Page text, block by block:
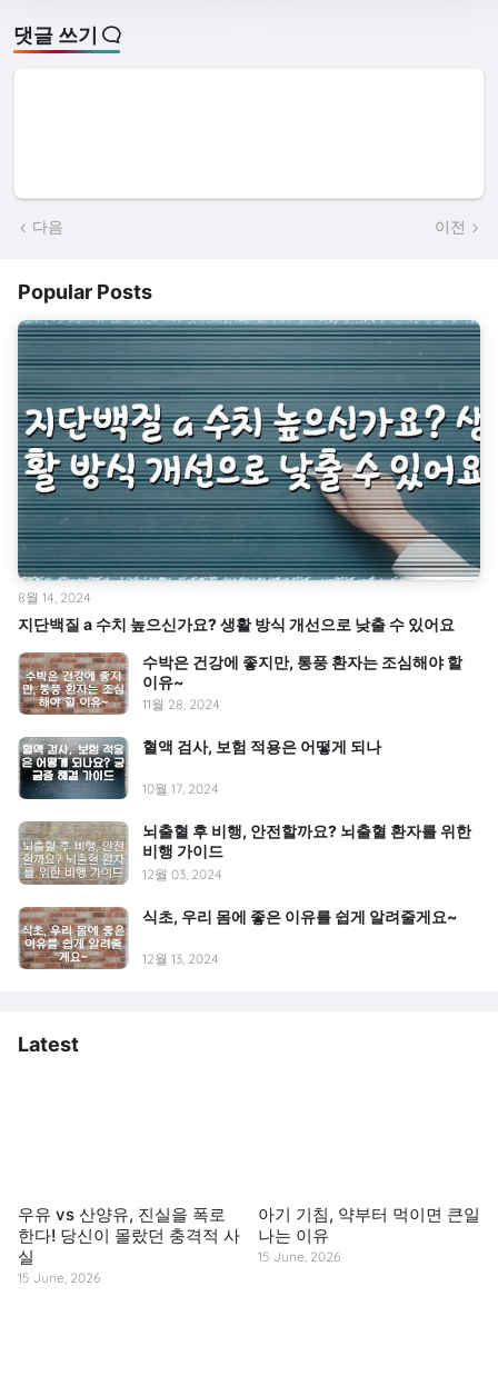
댓글 쓰기
다음 이전
Popular Posts
지단백질 a 수치 높으신가요? 생활 방식 개선으로 낮출 수 있어요
8월 14, 2024
수박은 건강에 좋지만, 통풍 환자는 조심해야 할
이유~
11월 28, 2024
혈액 검사, 보험 적용은 어떻게 되나
10월 17, 2024
뇌출혈 후 비행, 안전할까요? 뇌출혈 환자를 위한
비행 가이드
12월 03, 2024
식초, 우리 몸에 좋은 이유를 쉽게 알려줄게요~
12월 13, 2024
Latest
우유 vs 산양유, 진실을 폭로
한다! 당신이 몰랐던 충격적 사
실
15 June, 2026
아기 기침, 약부터 먹이면 큰일
나는 이유
15 June, 2026